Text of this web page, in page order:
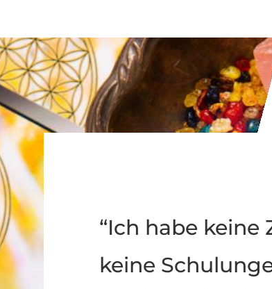
“Ich habe keine
keine